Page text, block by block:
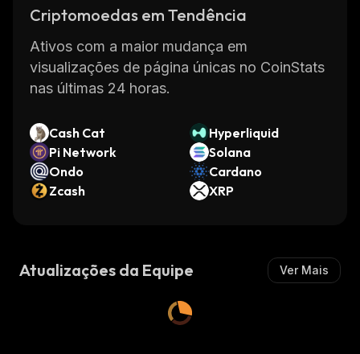
Criptomoedas em Tendência
Ativos com a maior mudança em
visualizações de página únicas no CoinStats
nas últimas 24 horas.
Cash Cat
Hyperliquid
Pi Network
Solana
Ondo
Cardano
Zcash
XRP
Atualizações da Equipe Ver Mais